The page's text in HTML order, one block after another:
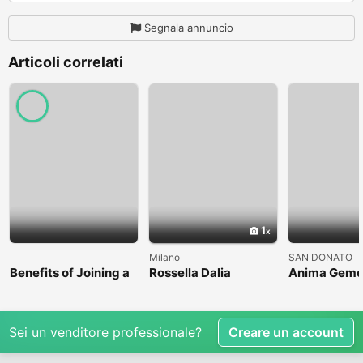
Segnala annuncio
Articoli correlati
Benefits of Joining a
Professional Nasha
1
Milano
Rossella Dalia
SAN DONATO
Anima
Sei un venditore professionale? Creare un account